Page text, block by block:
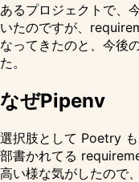
あるプロジェクトで、
いたのですが、
なってきたのと、今後
た。
なぜPipenv
選択肢として Poetry
部書かれてる
高い様な気がしたので